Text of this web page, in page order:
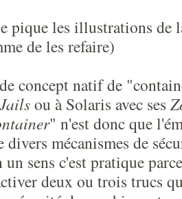
pique les illustrations de
de les refaire)
concept natif de
Jailsou à Solaris avec ses
" n'est donc que
divers mécanismes de
sens c'est pratique
deux ou trois trucs